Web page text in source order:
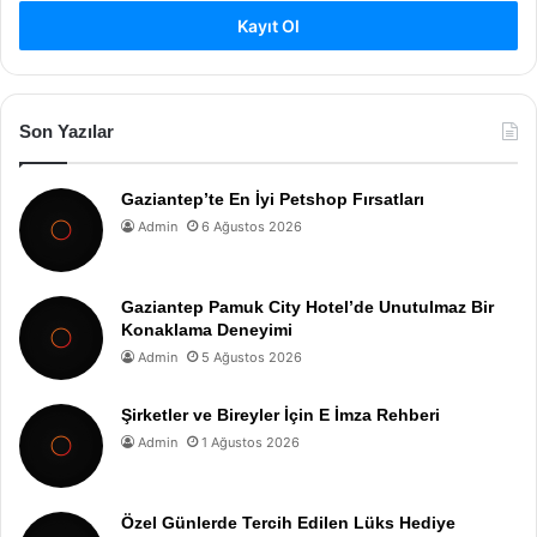
Kayıt Ol
Son Yazılar
Gaziantep’te En İyi Petshop Fırsatları
Admin 6 Ağustos 2026
Gaziantep Pamuk City Hotel’de Unutulmaz Bir
Konaklama Deneyimi
Admin 5 Ağustos 2026
Şirketler ve Bireyler İçin E İmza Rehberi
Admin 1 Ağustos 2026
Özel Günlerde Tercih Edilen Lüks Hediye